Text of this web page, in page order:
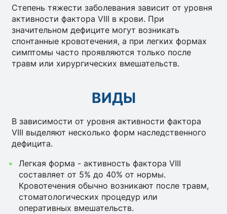
Степень тяжести заболевания зависит от уровня
активности фактора VIII в крови. При
значительном дефиците могут возникать
спонтанные кровотечения, а при легких формах
симптомы часто проявляются только после
травм или хирургических вмешательств.
ВИДЫ
В зависимости от уровня активности фактора
VIII выделяют несколько форм наследственного
дефицита.
Легкая форма - активность фактора VIII
составляет от 5% до 40% от нормы.
Кровотечения обычно возникают после травм,
стоматологических процедур или
оперативных вмешательств.